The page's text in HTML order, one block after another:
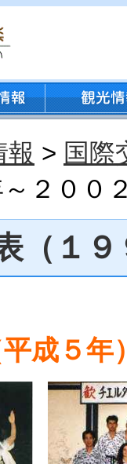
報 > 国際
２００
（１
成５年